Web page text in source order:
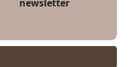
newsletter